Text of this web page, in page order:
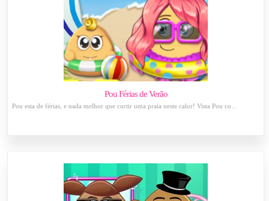
Pou Férias de Verão
Pou esta de férias, e nada melhor que curtir uma praia neste calor! Vista Pou co...